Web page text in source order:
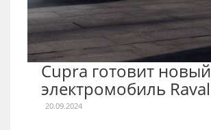
Cupra готовит новый
электромобиль Raval
20.09.2024